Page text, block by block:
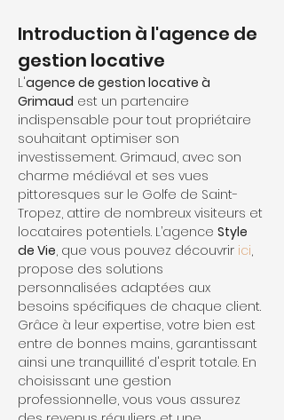
Introduction à l'agence de
gestion locative
L'agence de gestion locative à
Grimaud est un partenaire
indispensable pour tout propriétaire
souhaitant optimiser son
investissement. Grimaud, avec son
charme médiéval et ses vues
pittoresques sur le Golfe de Saint-
Tropez, attire de nombreux visiteurs et
locataires potentiels. L’agence Style
de Vie, que vous pouvez découvrir ici,
propose des solutions
personnalisées adaptées aux
besoins spécifiques de chaque client.
Grâce à leur expertise, votre bien est
entre de bonnes mains, garantissant
ainsi une tranquillité d'esprit totale. En
choisissant une gestion
professionnelle, vous vous assurez